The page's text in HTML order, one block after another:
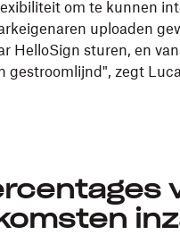
om te kunnen
uploaden
HelloSign sturen, en
gestroomlijnd", zegt